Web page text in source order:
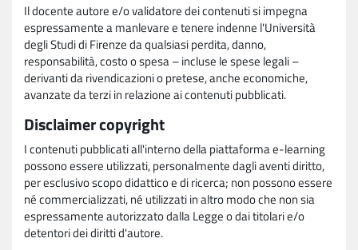
Il docente autore e/o validatore dei contenuti si impegna
espressamente a manlevare e tenere indenne l'Università
degli Studi di Firenze da qualsiasi perdita, danno,
responsabilità, costo o spesa – incluse le spese legali –
derivanti da rivendicazioni o pretese, anche economiche,
avanzate da terzi in relazione ai contenuti pubblicati.
Disclaimer copyright
I contenuti pubblicati all'interno della piattaforma e-learning
possono essere utilizzati, personalmente dagli aventi diritto,
per esclusivo scopo didattico e di ricerca; non possono essere
né commercializzati, né utilizzati in altro modo che non sia
espressamente autorizzato dalla Legge o dai titolari e/o
detentori dei diritti d'autore.